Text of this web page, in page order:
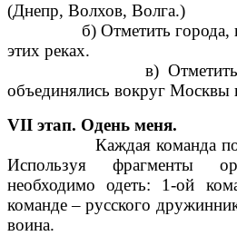
(Днепр, Волхов, Волга.)
б) Отметить города,
этих реках.
в) Отметить
объединялись вокруг Москвы
VII этап. Одень меня.
Каждая команда
Используя фрагменты
необходимо одеть: 1-ой
команде – русского
воина.